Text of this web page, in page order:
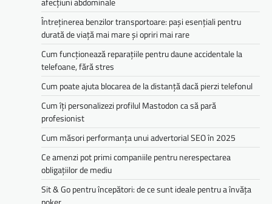
Întreținerea benzilor transportoare: pași esențiali pentru
durată de viață mai mare și opriri mai rare
Cum funcționează reparațiile pentru daune accidentale la
telefoane, fără stres
Cum poate ajuta blocarea de la distanță dacă pierzi telefonul
Cum îți personalizezi profilul Mastodon ca să pară
profesionist
Cum măsori performanța unui advertorial SEO în 2025
Ce amenzi pot primi companiile pentru nerespectarea
obligațiilor de mediu­­
Sit & Go pentru începători: de ce sunt ideale pentru a învăța